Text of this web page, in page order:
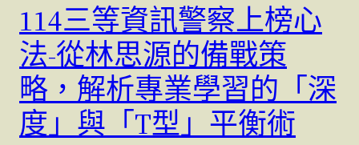
114三等資訊警察上榜心
法-從林思源的備戰策
略，解析專業學習的「深
度」與「T型」平衡術